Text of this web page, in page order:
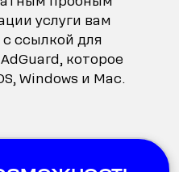
услуги вам
ссылкой для
которое
Windows и Mac.